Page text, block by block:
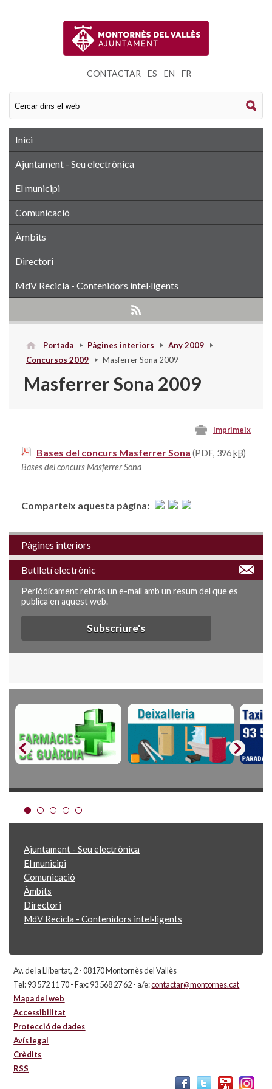
CONTACTAR ES EN FR
Inici
Ajuntament - Seu electrònica
El municipi
Comunicació
Àmbits
Directori
MdV Recicla - Contenidors intel·ligents
Portada Pàgines interiors
Any 2009
Concursos 2009
Masferrer Sona 2009
Masferrer Sona 2009
Imprimeix
Bases del concurs Masferrer Sona (PDF, 396kB)
Bases del concurs Masferrer Sona
Comparteix aquesta pàgina:
Pàgines interiors
Butlletí electrònic
Periòdicament rebràs un e-mail amb un resum del que es
publica en aquest web.
Subscriure's
Ajuntament - Seu electrònica
El municipi
Comunicació
Àmbits
Directori
MdV Recicla - Contenidors intel·ligents
Av. de la Llibertat, 2 - 08170 Montornès del Vallès
Tel: 93 572 11 70 - Fax: 93 568 27 62 - a/e:contactar@montornes.cat
Mapa del web
Accessibilitat
Protecció de dades
Avís legal
Crèdits
RSS